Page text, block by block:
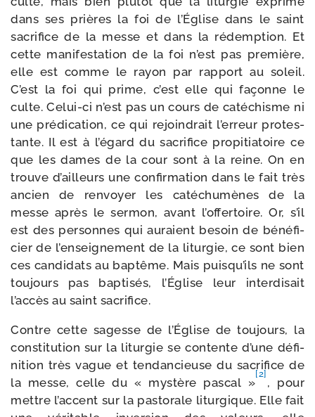
dans ses prières la foi de l’Église dans le saint
sacri­fice de la messe et dans la rédemp­tion. Et
cette mani­fes­ta­tion de la foi n’est pas pre­mière,
elle est comme le rayon par rap­port au soleil.
C’est la foi qui prime, c’est elle qui façonne le
culte. Celui-​ci n’est pas un cours de caté­chisme ni
une pré­di­ca­tion, ce qui rejoin­drait l’erreur pro­tes­
tante. Il est à l’égard du sacri­fice pro­pi­tia­toire ce
que les dames de la cour sont à la reine. On en
trouve d’ailleurs une confir­ma­tion dans le fait très
ancien de ren­voyer les caté­chu­mènes de la
messe après le ser­mon, avant l’offertoire. Or, s’il
est des per­sonnes qui auraient besoin de béné­fi­
cier de l’enseignement de la litur­gie, ce sont bien
ces can­di­dats au bap­tême. Mais puisqu’ils ne sont
tou­jours pas bap­ti­sés, l’Église leur inter­di­sait
l’accès au saint sacrifice.
Contre cette sagesse de l’Église de tou­jours, la
consti­tu­tion sur la litur­gie se contente d’une défi­
ni­tion très vague et ten­dan­cieuse du sacri­fice de
la messe, celle du « mys­tère pas­cal »
[2]
, pour
mettre l’accent sur la pas­to­rale litur­gique. Elle fait